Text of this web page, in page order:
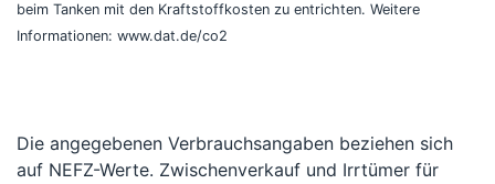
beim Tanken mit den Kraftstoffkosten zu entrichten. Weitere
Informationen: www.dat.de/co2
Die angegebenen Verbrauchsangaben beziehen sich
auf NEFZ-Werte. Zwischenverkauf und Irrtümer für